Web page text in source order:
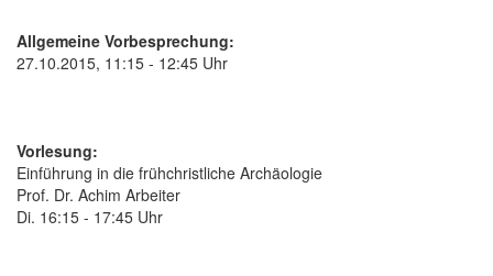
Allgemeine Vorbesprechung:
27.10.2015, 11:15 - 12:45 Uhr
Vorlesung:
Einführung in die frühchristliche Archäologie
Prof. Dr. Achim Arbeiter
Di. 16:15 - 17:45 Uhr